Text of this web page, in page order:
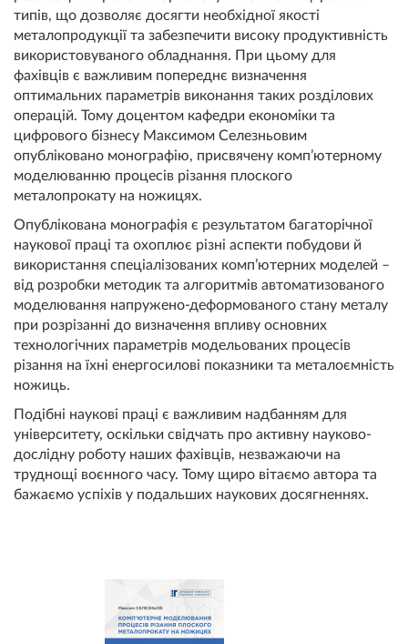
типів, що дозволяє досягти необхідної якості
металопродукції та забезпечити високу продуктивність
використовуваного обладнання. При цьому для
фахівців є важливим попереднє визначення
оптимальних параметрів виконання таких розділових
операцій. Тому доцентом кафедри економіки та
цифрового бізнесу Максимом Селезньовим
опубліковано монографію, присвячену комп’ютерному
моделюванню процесів різання плоского
металопрокату на ножицях.
Опублікована монографія є результатом багаторічної
наукової праці та охоплює різні аспекти побудови й
використання спеціалізованих комп’ютерних моделей –
від розробки методик та алгоритмів автоматизованого
моделювання напружено-деформованого стану металу
при розрізанні до визначення впливу основних
технологічних параметрів модельованих процесів
різання на їхні енергосилові показники та металоємність
ножиць.
Подібні наукові праці є важливим надбанням для
університету, оскільки свідчать про активну науково-
дослідну роботу наших фахівців, незважаючи на
труднощі воєнного часу. Тому щиро вітаємо автора та
бажаємо успіхів у подальших наукових досягненнях.